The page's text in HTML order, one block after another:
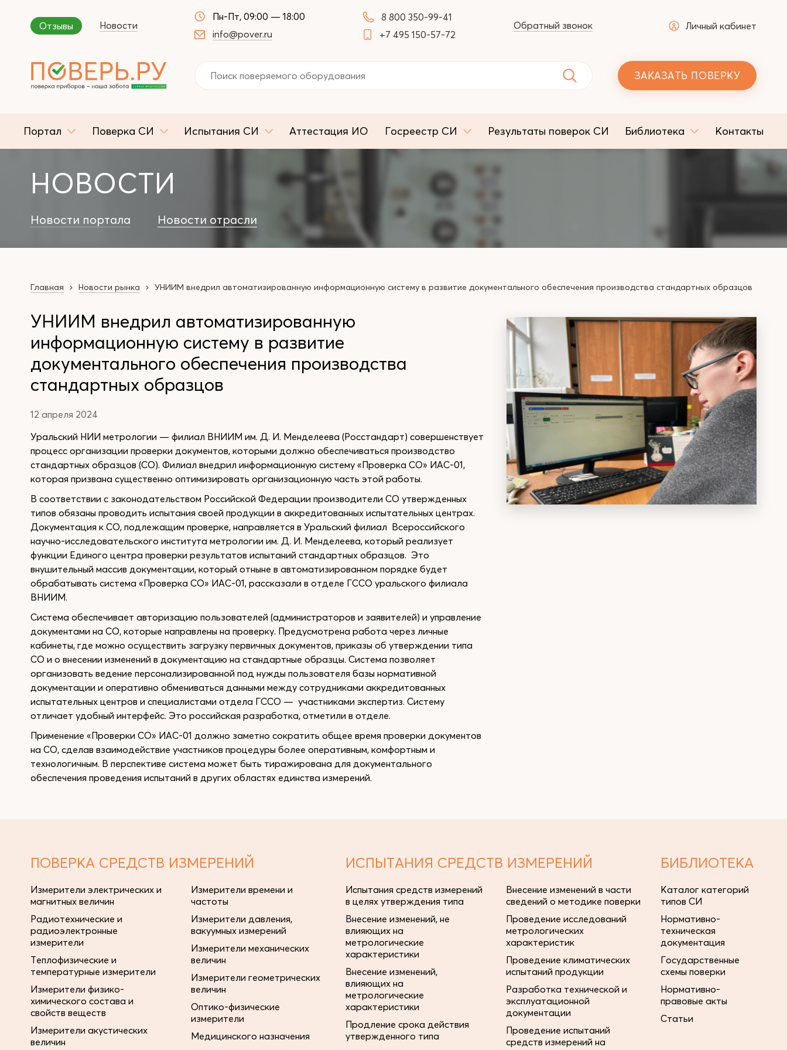
Отзывы Новости
Пн-Пт, 09:00 — 18:00
info@pover.ru
8 800 350-99-41
+7 495 150-57-72
Обратный звонок Личный кабинет
ЗАКАЗАТЬ ПОВЕРКУ
Портал Поверка СИ Испытания СИ Аттестация ИО Госреестр СИ Результаты поверок СИ Библиотека Контакты
НОВОСТИ
Новости портала Новости отрасли
Главная Новости рынка УНИИМ внедрил автоматизированную информационную систему в развитие документального обеспечения производства стандартных образцов
УНИИМ внедрил автоматизированную
информационную систему в развитие
документального обеспечения производства
стандартных образцов
12 апреля 2024
Уральский НИИ метрологии — филиал ВНИИМ им. Д. И. Менделеева (Росстандарт) совершенствует
процесс организации проверки документов, которыми должно обеспечиваться производство
стандартных образцов (СО). Филиал внедрил информационную систему «Проверка СО» ИАС-01,
которая призвана существенно оптимизировать организационную часть этой работы.
В соответствии с законодательством Российской Федерации производители СО утвержденных
типов обязаны проводить испытания своей продукции в аккредитованных испытательных центрах.
Документация к СО, подлежащим проверке, направляется в Уральский филиал Всероссийского
научно-исследовательского института метрологии им. Д. И. Менделеева, который реализует
функции Единого центра проверки результатов испытаний стандартных образцов. Это
внушительный массив документации, который отныне в автоматизированном порядке будет
обрабатывать система «Проверка СО» ИАС-01, рассказали в отделе ГССО уральского филиала
ВНИИМ.
Система обеспечивает авторизацию пользователей (администраторов и заявителей) и управление
документами на СО, которые направлены на проверку. Предусмотрена работа через личные
кабинеты, где можно осуществить загрузку первичных документов, приказы об утверждении типа
СО и о внесении изменений в документацию на стандартные образцы. Система позволяет
организовать ведение персонализированной под нужды пользователя базы нормативной
документации и оперативно обмениваться данными между сотрудниками аккредитованных
испытательных центров и специалистами отдела ГССО — участниками экспертиз. Систему
отличает удобный интерфейс. Это российская разработка, отметили в отделе.
Применение «Проверки СО» ИАС-01 должно заметно сократить общее время проверки документов
на СО, сделав взаимодействие участников процедуры более оперативным, комфортным и
технологичным. В перспективе система может быть тиражирована для документального
обеспечения проведения испытаний в других областях единства измерений.
ПОВЕРКА СРЕДСТВ ИЗМЕРЕНИЙ
Измерители электрических и
магнитных величин
Радиотехнические и
радиоэлектронные
измерители
Теплофизические и
температурные измерители
Измерители физико-
химического состава и
свойств веществ
Измерители акустических
величин
Измерители времени и
частоты
Измерители давления,
вакуумных измерений
Измерители механических
величин
Измерители геометрических
величин
Оптико-физические
измерители
Медицинского назначения
ИСПЫТАНИЯ СРЕДСТВ ИЗМЕРЕНИЙ
Испытания средств измерений
в целях утверждения типа
Внесение изменений, не
влияющих на
метрологические
характеристики
Внесение изменений,
влияющих на
метрологические
характеристики
Продление срока действия
утвержденного типа
Внесение изменений в части
сведений о методике поверки
Проведение исследований
метрологических
характеристик
Проведение климатических
испытаний продукции
Разработка технической и
эксплуатационной
документации
Проведение испытаний
средств измерений на
БИБЛИОТЕКА
Каталог категорий
типов СИ
Нормативно-
техническая
документация
Государственные
схемы поверки
Нормативно-
правовые акты
Статьи